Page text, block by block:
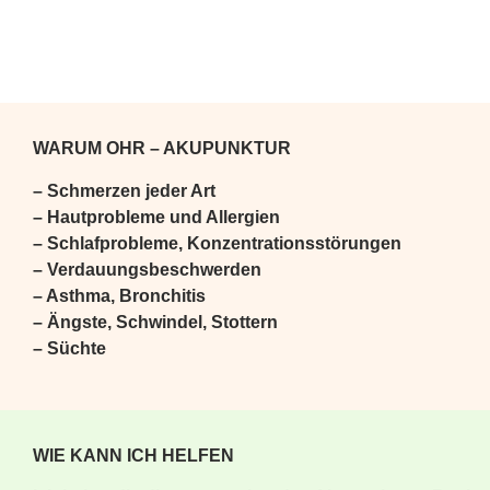
WARUM OHR – AKUPUNKTUR
– Schmerzen jeder Art
– Hautprobleme und Allergien
– Schlafprobleme, Konzentrationsstörungen
– Verdauungsbeschwerden
– Asthma, Bronchitis
– Ängste, Schwindel, Stottern
– Süchte
WIE KANN ICH HELFEN